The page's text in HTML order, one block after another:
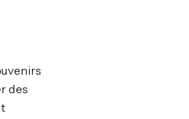
des